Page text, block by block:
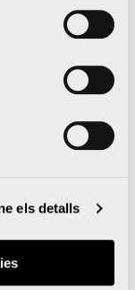
els detalls